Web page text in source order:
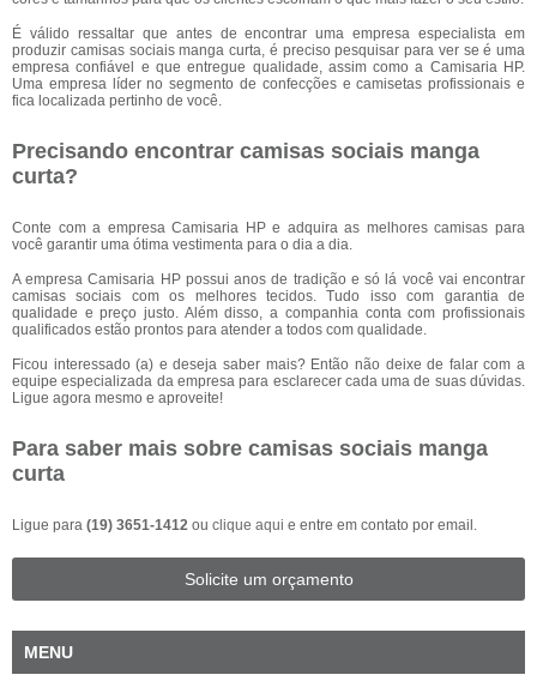
É válido ressaltar que antes de encontrar uma empresa especialista em
produzir camisas sociais manga curta, é preciso pesquisar para ver se é uma
empresa confiável e que entregue qualidade, assim como a Camisaria HP.
Uma empresa líder no segmento de confecções e camisetas profissionais e
fica localizada pertinho de você.
Precisando encontrar camisas sociais manga
curta?
Conte com a empresa Camisaria HP e adquira as melhores camisas para
você garantir uma ótima vestimenta para o dia a dia.
A empresa Camisaria HP possui anos de tradição e só lá você vai encontrar
camisas sociais com os melhores tecidos. Tudo isso com garantia de
qualidade e preço justo. Além disso, a companhia conta com profissionais
qualificados estão prontos para atender a todos com qualidade.
Ficou interessado (a) e deseja saber mais? Então não deixe de falar com a
equipe especializada da empresa para esclarecer cada uma de suas dúvidas.
Ligue agora mesmo e aproveite!
Para saber mais sobre camisas sociais manga
curta
Ligue para (19) 3651-1412 ou clique aqui e entre em contato por email.
Solicite um orçamento
MENU